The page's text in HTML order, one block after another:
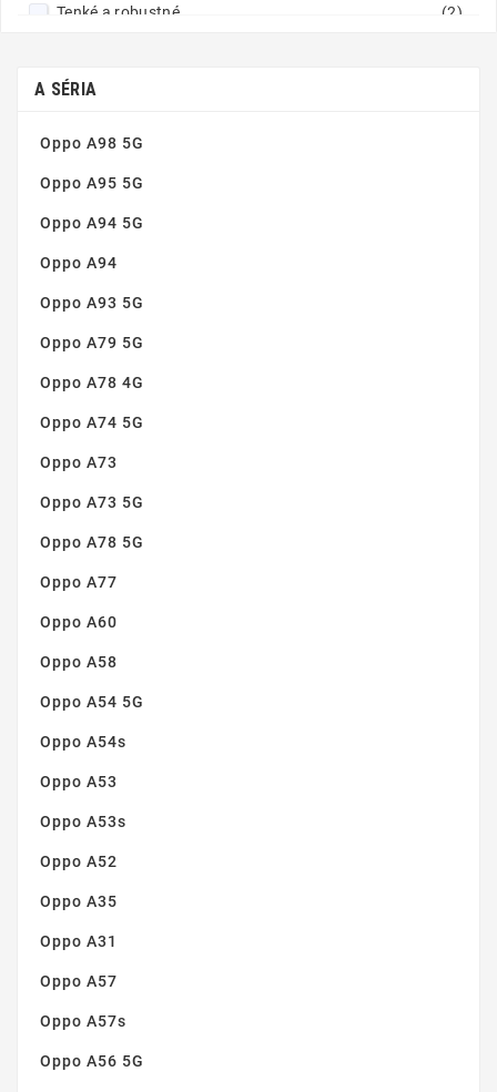
Tenké a robustné
(2)
Vynikajúca čistota obrazu
A SÉRIA
Oppo A98 5G
Oppo A95 5G
Oppo A94 5G
Oppo A94
Oppo A93 5G
Oppo A79 5G
Oppo A78 4G
Oppo A74 5G
Oppo A73
Oppo A73 5G
Oppo A78 5G
Oppo A77
Oppo A60
Oppo A58
Oppo A54 5G
Oppo A54s
Oppo A53
Oppo A53s
Oppo A52
Oppo A35
Oppo A31
Oppo A57
Oppo A57s
Oppo A56 5G